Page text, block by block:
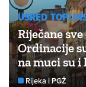
USRED
Riječane
Ordinacije
na muci su
Rijeka i PGŽ